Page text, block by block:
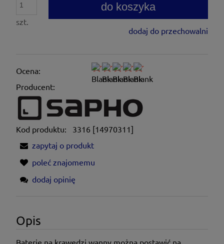
szt.
do koszyka
dodaj do przechowalni
Ocena:
Producent:
Kod produktu:
3316 [14970311]
zapytaj o produkt
poleć znajomemu
dodaj opinię
Opis